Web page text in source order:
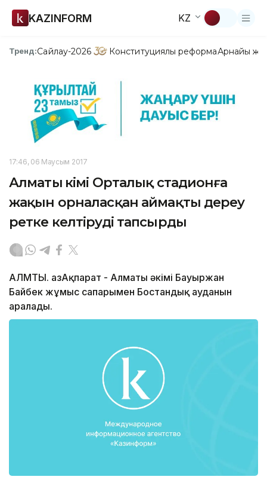
KAZINFORM KZ
Тренд:Сайлау-2026 Конституциялық реформаАрнайы
17:46, 06 Маусым 2017
Алматы әкімі Орталық стадионға
жақын орналасқан аймақты дереу
ретке келтіруді тапсырды
АЛМТЫ. ҚазАқпарат - Алматы әкімі Бауыржан
Байбек жұмыс сапарымен Бостандық ауданын
аралады.